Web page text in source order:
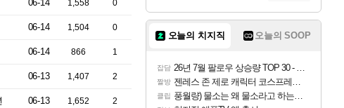
06-14 1,558 0
06-14 1,504 0
06-14 866 1
06-13 1,407 2
06-13 1,652 2
오늘의 치지직 오늘의 SOOP
잡담 26년 7월 팔로우 상승량 TOP 30 - 월간 치지직
짤방 젠레스 존 제로 캐릭터 코스프레한 꽁주
클립 풍월량) 물소는 왜 물소라고 하는거야? 아! 그만 ㅋㅋ